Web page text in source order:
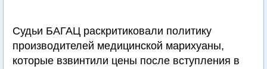
Судьи БАГАЦ раскритиковали политику
производителей медицинской марихуаны,
которые взвинтили цены после вступления в